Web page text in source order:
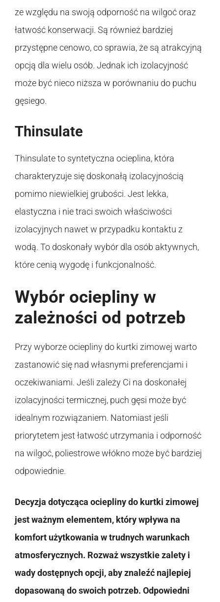
ze względu na swoją odporność na wilgoć oraz
łatwość konserwacji. Są również bardziej
przystępne cenowo, co sprawia, że są atrakcyjną
opcją dla wielu osób. Jednak ich izolacyjność
może być nieco niższa w porównaniu do puchu
gęsiego.
Thinsulate
Thinsulate to syntetyczna ocieplina, która
charakteryzuje się doskonałą izolacyjnością
pomimo niewielkiej grubości. Jest lekka,
elastyczna i nie traci swoich właściwości
izolacyjnych nawet w przypadku kontaktu z
wodą. To doskonały wybór dla osób aktywnych,
które cenią wygodę i funkcjonalność.
Wybór ociepliny w
zależności od potrzeb
Przy wyborze ociepliny do kurtki zimowej warto
zastanowić się nad własnymi preferencjami i
oczekiwaniami. Jeśli zależy Ci na doskonałej
izolacyjności termicznej, puch gęsi może być
idealnym rozwiązaniem. Natomiast jeśli
priorytetem jest łatwość utrzymania i odporność
na wilgoć, poliestrowe włókno może być bardziej
odpowiednie.
Decyzja dotycząca ociepliny do kurtki zimowej
jest ważnym elementem, który wpływa na
komfort użytkowania w trudnych warunkach
atmosferycznych. Rozważ wszystkie zalety i
wady dostępnych opcji, aby znaleźć najlepiej
dopasowaną do swoich potrzeb. Odpowiedni